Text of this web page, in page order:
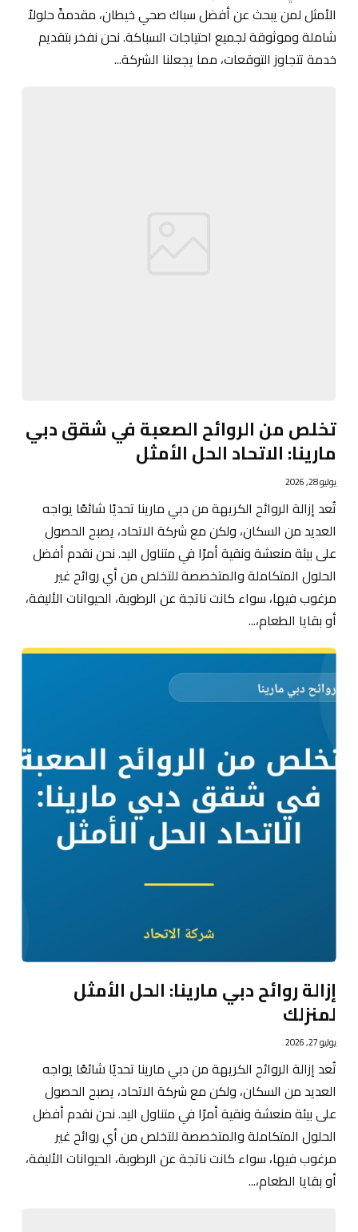
الأمثل لمن يبحث عن أفضل سباك صحي خيطان، مقدمةً حلولاً
شاملة وموثوقة لجميع احتياجات السباكة. نحن نفخر بتقديم
خدمة تتجاوز التوقعات، مما يجعلنا الشركة...
تخلص من الروائح الصعبة في شقق دبي
مارينا: الاتحاد الحل الأمثل
يوليو 28, 2026
تُعد إزالة الروائح الكريهة من دبي مارينا تحديًا شائعًا يواجه
العديد من السكان، ولكن مع شركة الاتحاد، يصبح الحصول
على بيئة منعشة ونقية أمرًا في متناول اليد. نحن نقدم أفضل
الحلول المتكاملة والمتخصصة للتخلص من أي روائح غير
مرغوب فيها، سواء كانت ناتجة عن الرطوبة، الحيوانات الأليفة،
أو بقايا الطعام،...
إزالة روائح دبي مارينا: الحل الأمثل
لمنزلك
يوليو 27, 2026
تُعد إزالة الروائح الكريهة من دبي مارينا تحديًا شائعًا يواجه
العديد من السكان، ولكن مع شركة الاتحاد، يصبح الحصول
على بيئة منعشة ونقية أمرًا في متناول اليد. نحن نقدم أفضل
الحلول المتكاملة والمتخصصة للتخلص من أي روائح غير
مرغوب فيها، سواء كانت ناتجة عن الرطوبة، الحيوانات الأليفة،
أو بقايا الطعام،...